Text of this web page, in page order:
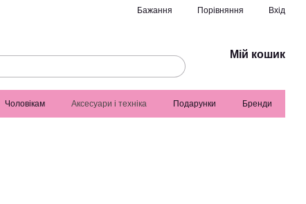
Бажання Порівняння Вхід
Мій кошик
Чоловікам Аксесуари і техніка Подарунки Бренди